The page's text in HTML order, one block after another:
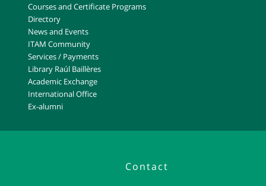
Courses and Certificate Programs
Directory
News and Events
ITAM Community
Services / Payments
Library Raúl Baillères
Academic Exchange
International Office
Ex-alumni
Contact